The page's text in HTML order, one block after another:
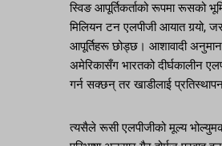
स्विङ आपूर्तिकर्ताको रूपमा रूसको
मिलियन टन एलपीजी आयात गर्‍यो,
आपूर्तिहरू छोड्छ। आशावादी
अमेरिकासँग भारतको दीर्घकालीन
गर्न सक्छन् तर खाडीलाई
त्यसैले रूसी एलपीजीको मूल्य